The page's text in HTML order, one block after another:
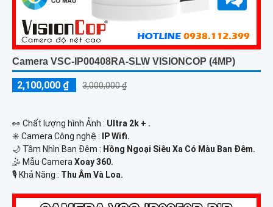
Camera VSC-IP00408RA-SLW VISIONCOP (4MP)
2,100,000 ₫ 3,000,000 ₫
️👀 Chất lượng hình Ảnh : Ultra 2k + .
✳️ Camera Công nghệ : IP Wifi.
🌙 Tầm Nhìn Ban Đêm : Hồng Ngoại Siêu Xa Có Màu Ban Ðêm.
🤹 Mẫu Camera Xoay 360.
️🎙 Khả Năng : Thu Âm Và Loa.